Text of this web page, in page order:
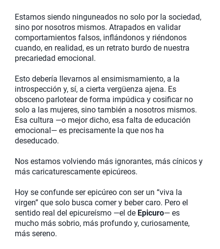
Estamos siendo ninguneados no solo por la sociedad,
sino por nosotros mismos. Atrapados en validar
comportamientos falsos, inflándonos y riéndonos
cuando, en realidad, es un retrato burdo de nuestra
precariedad emocional.
Esto debería llevarnos al ensimismamiento, a la
introspección y, sí, a cierta vergüenza ajena. Es
obsceno parlotear de forma impúdica y cosificar no
solo a las mujeres, sino también a nosotros mismos.
Esa cultura —o mejor dicho, esa falta de educación
emocional— es precisamente la que nos ha
deseducado.
Nos estamos volviendo más ignorantes, más cínicos y
más caricaturescamente epicúreos.
Hoy se confunde ser epicúreo con ser un “viva la
virgen” que solo busca comer y beber caro. Pero el
sentido real del epicureísmo —el de Epicuro— es
mucho más sobrio, más profundo y, curiosamente,
más sereno.